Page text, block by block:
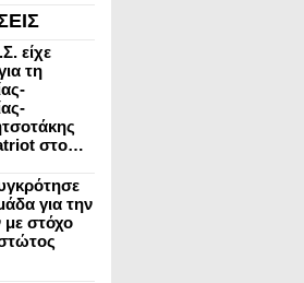
είχε
τη
στο…
για την
στόχο